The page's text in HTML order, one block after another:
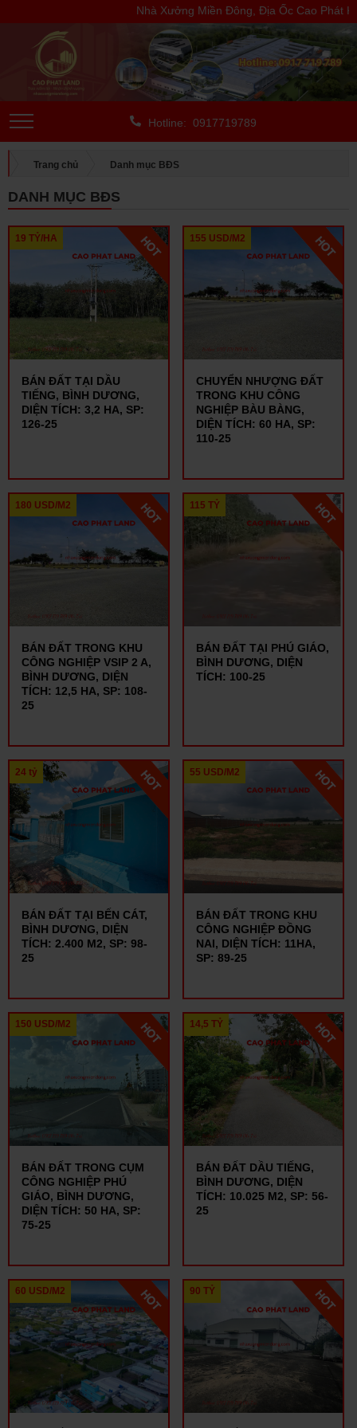
Nhà Xưởng Miền Đông, Địa Ốc Cao Phát Kính
Hotline: 0917719789
Trang chủ Danh mục BĐS
DANH MỤC BĐS
19 TỶ/HA
BÁN ĐẤT TẠI DẦU
TIẾNG, BÌNH DƯƠNG,
DIỆN TÍCH: 3,2 HA, SP:
126-25
155 USD/M2
CHUYỂN NHƯỢNG ĐẤT
TRONG KHU CÔNG
NGHIỆP BÀU BÀNG,
DIỆN TÍCH: 60 HA, SP:
110-25
180 USD/M2
BÁN ĐẤT TRONG KHU
CÔNG NGHIỆP VSIP 2 A,
BÌNH DƯƠNG, DIỆN
TÍCH: 12,5 HA, SP: 108-
25
115 TỶ
BÁN ĐẤT TẠI PHÚ GIÁO,
BÌNH DƯƠNG, DIỆN
TÍCH: 100-25
24 tỷ
BÁN ĐẤT TẠI BẾN CÁT,
BÌNH DƯƠNG, DIỆN
TÍCH: 2.400 M2, SP: 98-
25
55 USD/M2
BÁN ĐẤT TRONG KHU
CÔNG NGHIỆP ĐỒNG
NAI, DIỆN TÍCH: 11HA,
SP: 89-25
150 USD/M2
BÁN ĐẤT TRONG CỤM
CÔNG NGHIỆP PHÚ
GIÁO, BÌNH DƯƠNG,
DIỆN TÍCH: 50 HA, SP:
75-25
14,5 TỶ
BÁN ĐẤT DẦU TIẾNG,
BÌNH DƯƠNG, DIỆN
TÍCH: 10.025 M2, SP: 56-
25
60 USD/M2 90 TỶ